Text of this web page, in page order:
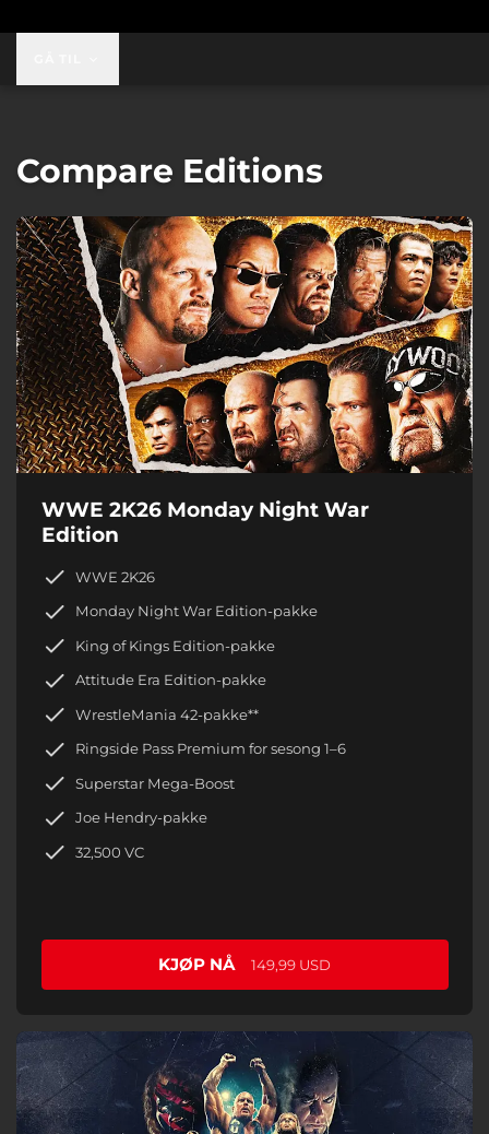
Compare Editions
WWE 2K26 Monday Night War
Edition
WWE 2K26
Monday Night War Edition-pakke
King of Kings Edition-pakke
Attitude Era Edition-pakke
WrestleMania 42-pakke**
Ringside Pass Premium for sesong 1–6
Superstar Mega-Boost
Joe Hendry-pakke
32,500 VC
KJØP NÅ 149,99 USD